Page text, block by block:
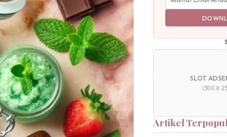
SLOT
(300 X
Artikel